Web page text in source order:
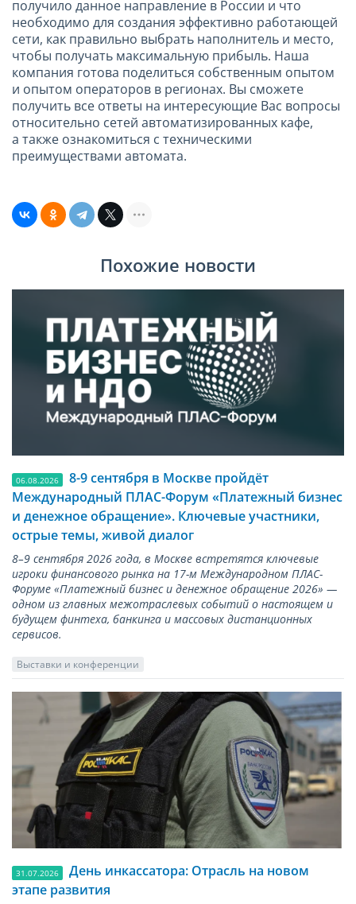
получило данное направление в России и что
необходимо для создания эффективно работающей
сети, как правильно выбрать наполнитель и место,
чтобы получать максимальную прибыль. Наша
компания готова поделиться собственным опытом
и опытом операторов в регионах. Вы сможете
получить все ответы на интересующие Вас вопросы
относительно сетей автоматизированных кафе,
а также ознакомиться с техническими
преимуществами автомата.
Похожие новости
06.08.2026
8-9 сентября в Москве пройдёт
Международный ПЛАС-Форум «Платежный бизнес
и денежное обращение». Ключевые участники,
острые темы, живой диалог
8–9 сентября 2026 года, в Москве встретятся ключевые
игроки финансового рынка на 17-м Международном ПЛАС-
Форуме «Платежный бизнес и денежное обращение 2026» —
одном из главных межотраслевых событий о настоящем и
будущем финтеха, банкинга и массовых дистанционных
сервисов.
Выставки и конференции
31.07.2026
День инкассатора: Отрасль на новом
этапе развития